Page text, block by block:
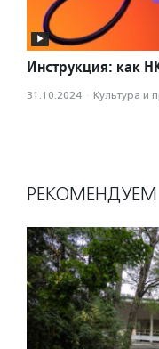
Инструкция: как
31.10.2024 · Культура и
РЕКОМЕНДУЕМ